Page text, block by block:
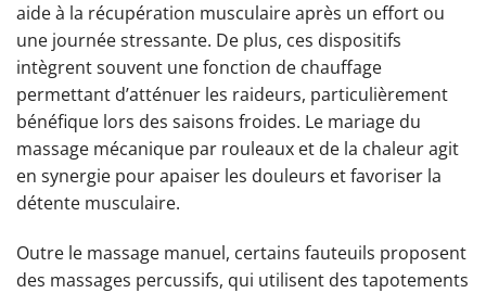
aide à la récupération musculaire après un effort ou
une journée stressante. De plus, ces dispositifs
intègrent souvent une fonction de chauffage
permettant d’atténuer les raideurs, particulièrement
bénéfique lors des saisons froides. Le mariage du
massage mécanique par rouleaux et de la chaleur agit
en synergie pour apaiser les douleurs et favoriser la
détente musculaire.
Outre le massage manuel, certains fauteuils proposent
des massages percussifs, qui utilisent des tapotements